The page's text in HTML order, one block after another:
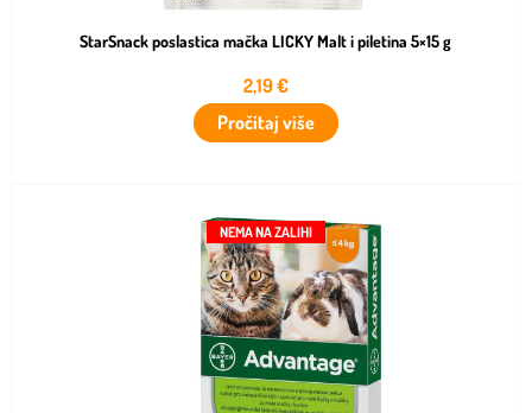
StarSnack poslastica mačka LICKY Malt i piletina 5×15 g
2,19€
Pročitaj više
NEMA NA ZALIHI